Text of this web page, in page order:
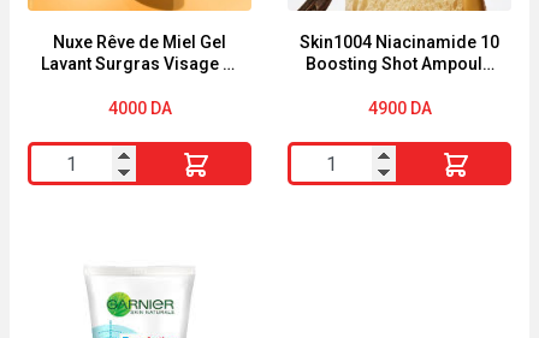
30
30ML
Nuxe Rêve de Miel Gel
Lavant Surgras Visage et
4000 DA
quantité
de
Skin1004 Niacinamide 10
Boosting Shot Ampoule
4900 DA
quantité
de